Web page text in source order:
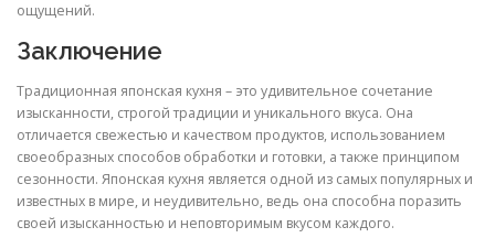
ощущений.
Заключение
Традиционная японская кухня – это удивительное сочетание
изысканности, строгой традиции и уникального вкуса. Она
отличается свежестью и качеством продуктов, использованием
своеобразных способов обработки и готовки, а также принципом
сезонности. Японская кухня является одной из самых популярных и
известных в мире, и неудивительно, ведь она способна поразить
своей изысканностью и неповторимым вкусом каждого.